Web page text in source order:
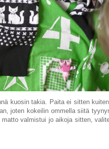
kuosin takia. Paita ei sitten
joten kokeilin ommella siitä
valmistui jo aikoja sitten,